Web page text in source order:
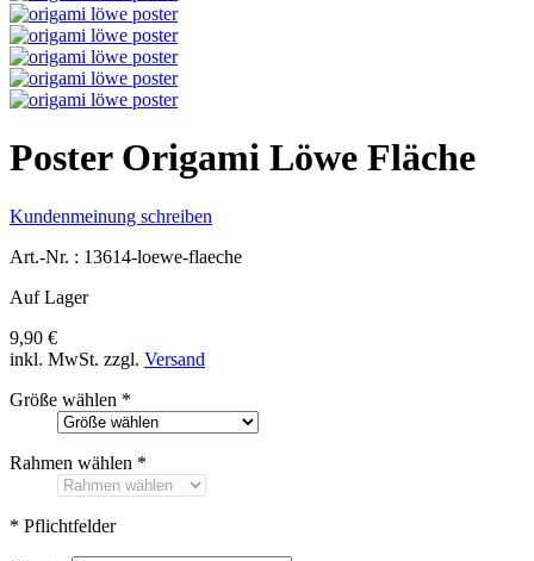
Poster Origami Löwe Fläche
Kundenmeinung schreiben
Art.-Nr. : 13614-loewe-flaeche
Auf Lager
9,90 €
inkl. MwSt. zzgl. Versand
Größe wählen *
Rahmen wählen *
* Pflichtfelder